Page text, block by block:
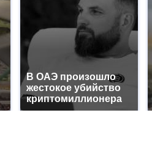
В ОАЭ произошло
жестокое убийство
криптомиллионера